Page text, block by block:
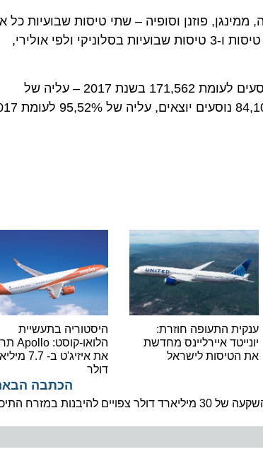
פוזנן וסופיה – שתי טיסות שבועיות כל אחד,
מילאנו-ברגמו – 4 טיסות שבועיות, פאפוס 12 טיסות, נמל התעופה פיומיצ’ינו ברומא 4 טיסות ו-3 טיסות שבועיות בסלוניקי ולפי אולירי,
לפי נתוני רשות שדות התעופה, בשנת 2018 הטיסה ריינאייר לנתב"ג וממנו 517,562 נוסעים לעומת 171,562 בשנת 2017 – עליה של
201.8%. לנמל התעופה בעובדה הטיסה ריינאייר 84,952 נוסעים נכנסים ומעובדה – 84,105 נוסעים יוצאים, עליה של 95,52% לעומת 2017.
התעופה חוזרת:
איירליינס מחדשת
הטיסות לישראל
היסטוריה בתעשיית
הלואו-קוסט: Apollo תרכוש
את איזיג'ט ב- 7.7 מיליארד
דולר
הכתבה הבאה
במזרח התיכון